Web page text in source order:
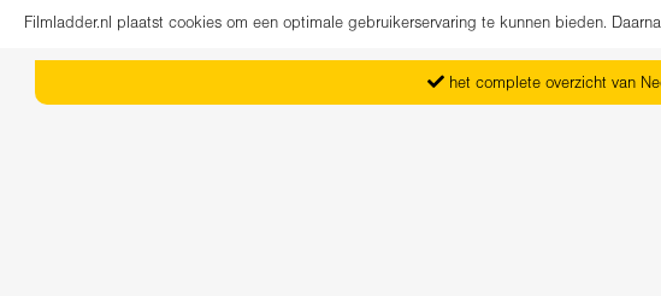
Filmladder.nl plaatst cookies om een optimale gebruikerservaring te kunnen bieden.
het complete overzicht van